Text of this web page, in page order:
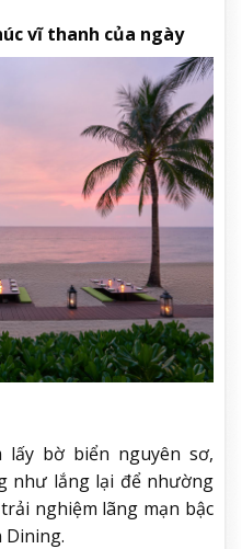
vĩ thanh của ngày
bờ biển nguyên sơ,
như lắng lại để nhường
nghiệm lãng mạn bậc